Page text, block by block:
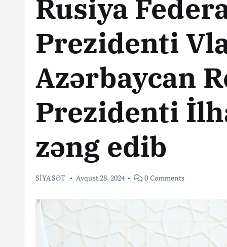
Rusiya
Prezidenti
Azərbaycan
Prezidenti
zəng edib
SİYASƏT Avqust 28, 2024 0 Comments